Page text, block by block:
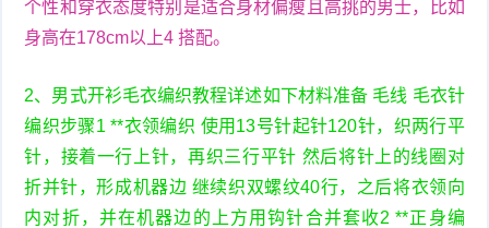
个性和穿衣态度特别是适合身材偏瘦且高挑的男士，比如
身高在178cm以上4 搭配。
2、男式开衫毛衣编织教程详述如下材料准备 毛线 毛衣针
编织步骤1 **衣领编织 使用13号针起针120针，织两行平
针，接着一行上针，再织三行平针 然后将针上的线圈对
折并针，形成机器边 继续织双螺纹40行，之后将衣领向
内对折，并在机器边的上方用钩针合并套收2 **正身编